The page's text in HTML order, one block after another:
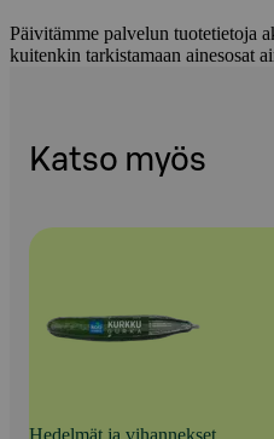
Päivitämme palvelun tuotetietoja
kuitenkin tarkistamaan ainesosat
Katso myös
Hedelmät ja vihannekset